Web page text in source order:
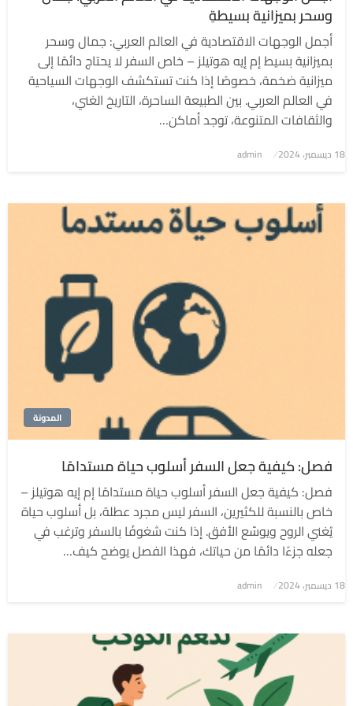
وسحر بميزانية بسيطةِ
أجمل الوجهات الاقتصادية في العالم العربي: جمال وسحر
بميزانية بسيط إم إيه هوتيلز – خاص السفر لا يحتاج دائمًا إلى
ميزانية ضخمة، خصوصًا إذا كنت تستكشف الوجهات السياحية
في العالم العربي. بين الطبيعة الساحرة، التاريخ الغني،
والثقافات المتنوعة، توجد أماكن…
نُشر
18 ديسمبر، 2024 admin
المدونة
فصل: كيفية جعل السفر أسلوب حياة مستدامًا
فصل: كيفية جعل السفر أسلوب حياة مستدامًا إم إيه هوتيلز –
خاص بالنسبة للكثيرين، السفر ليس مجرد عطلة، بل أسلوب حياة
يُغني الروح ويوسّع الأفق. إذا كنت شغوفًا بالسفر وترغب في
جعله جزءًا دائمًا من حياتك، فهذا الفصل يوضح كيف…
نُشر
18 ديسمبر، 2024 admin